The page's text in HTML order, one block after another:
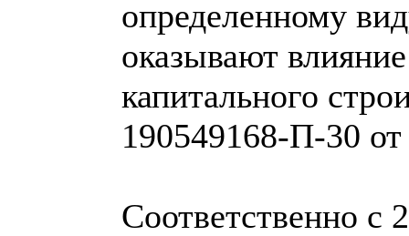
определенному
оказывают
капитального
190549168-П-30 от
Соответственно